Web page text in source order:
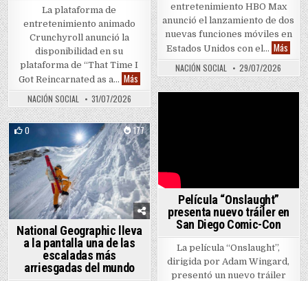
La plataforma de
entretenimiento animado
Crunchyroll anunció la
disponibilidad en su
plataforma de “That Time I
Got Reincarnated as a… MásCrunchyroll amplía el universo de “That Time I
NACIÓN SOCIAL 31/07/2026
entretenimiento HBO Max
anunció el lanzamiento de dos
nuevas funciones móviles en
Estados Unidos con el… Más
NACIÓN SOCIAL 29/07/2026
Película “Onslaught”
presenta nuevo tráiler en
San Diego Comic-Con
La película “Onslaught”,
dirigida por Adam Wingard,
presentó un nuevo tráiler
0 177
Posted in
National Geographic lleva
a la pantalla una de las
escaladas más
arriesgadas del mundo